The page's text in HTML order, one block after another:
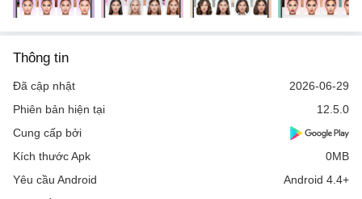
Thông tin
Đã cập nhật
2026-06-29
Phiên bản hiện tại
12.5.0
Cung cấp bởi
Kích thước Apk
0MB
Yêu cầu Android
Android 4.4+